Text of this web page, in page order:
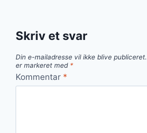
Skriv et svar
Din e-mailadresse vil ikke blive publiceret.
er markeret med *
Kommentar *